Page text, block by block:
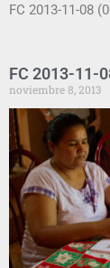
FC 2013-11-08
FC 2013-11-
noviembre 8, 2013